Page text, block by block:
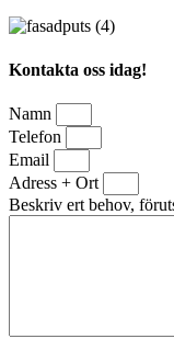
Kontakta oss idag!
Namn
Telefon
Email
Adress + Ort
Beskriv ert behov,